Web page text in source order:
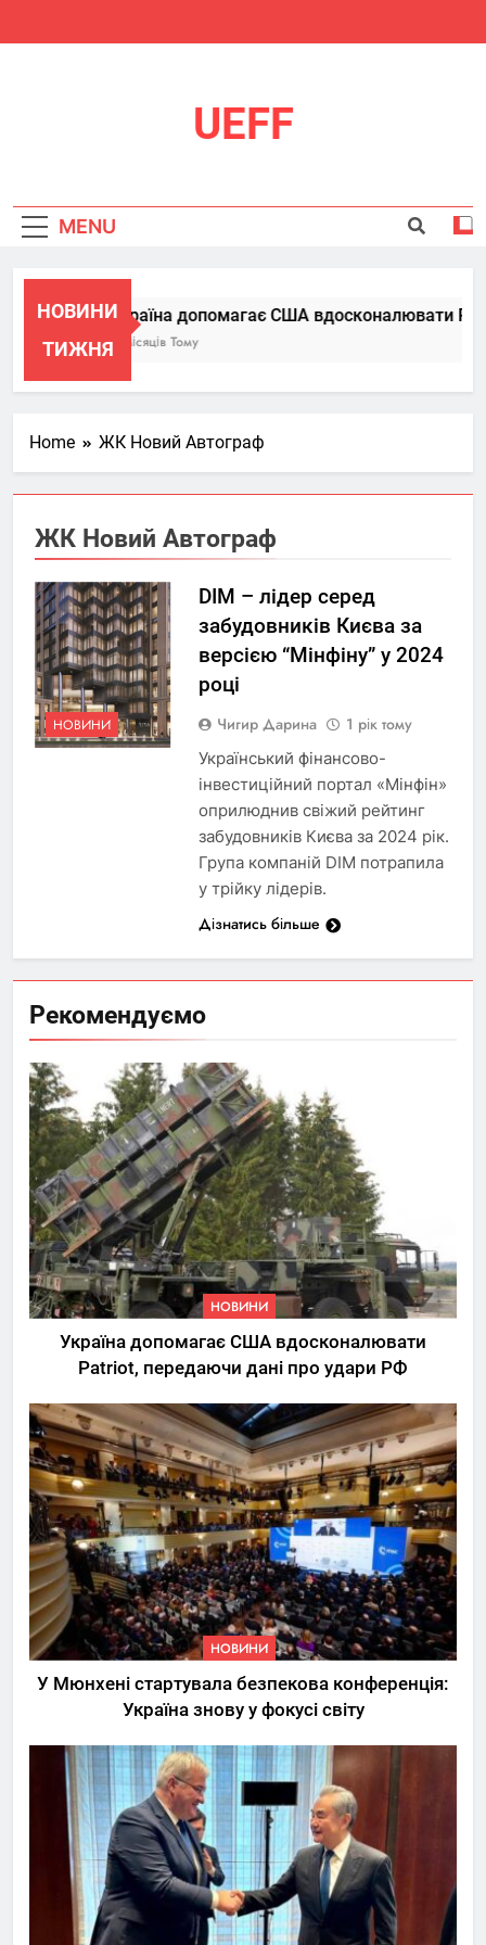
UEFF
MENU
НОВИНИ
ТИЖНЯ
Україна допомагає США вдосконалювати
6 Місяців Тому
Home ЖК Новий Автограф
ЖК Новий Автограф
НОВИНИ
DIM – лідер серед
забудовників Києва за
версією “Мінфіну” у 2024
році
Чигир Дарина 1 рік тому
Український фінансово-
інвестиційний портал «Мінфін»
оприлюднив свіжий рейтинг
забудовників Києва за 2024 рік.
Група компаній DIM потрапила
у трійку лідерів.
Дізнатись більше
Рекомендуємо
НОВИНИ
Україна допомагає США вдосконалювати
Patriot, передаючи дані про удари РФ
НОВИНИ
У Мюнхені стартувала безпекова конференція:
Україна знову у фокусі світу
5
Трамп вимагає від
Зеленського активних кроків
у мирному процесі
НОВИНИ